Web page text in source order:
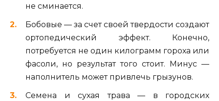
не сминается.
Бобовые — за счет своей твердости создают
ортопедический эффект. Конечно,
потребуется не один килограмм гороха или
фасоли, но результат того стоит. Минус —
наполнитель может привлечь грызунов.
Семена и сухая трава — в городских